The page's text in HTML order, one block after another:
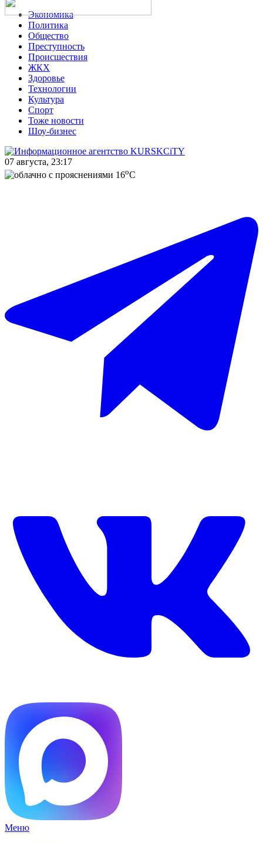
Экономика
Политика
Общество
Преступность
Происшествия
ЖКХ
Здоровье
Технологии
Культура
Спорт
Тоже новости
Шоу-бизнес
07 августа, 23:17
16oC
Меню